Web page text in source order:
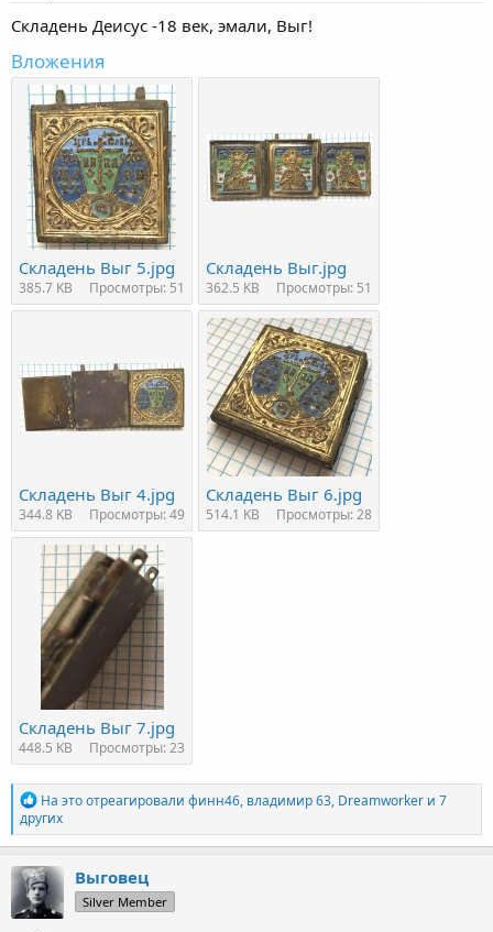
Складень Деисус -18 век, эмали, Выг!
Вложения
Складень Выг 5.jpg
385.7 KB Просмотры: 51
Складень Выг.jpg
362.5 KB Просмотры: 51
Складень Выг 4.jpg
344.8 KB Просмотры: 49
Складень Выг 6.jpg
514.1 KB Просмотры: 28
Складень Выг 7.jpg
448.5 KB Просмотры: 23
Р
е
а
к
ц
и
и
:
На это отреагировали финн46, владимир 63, Dreamworker и 7
других
Выговец
Silver Member